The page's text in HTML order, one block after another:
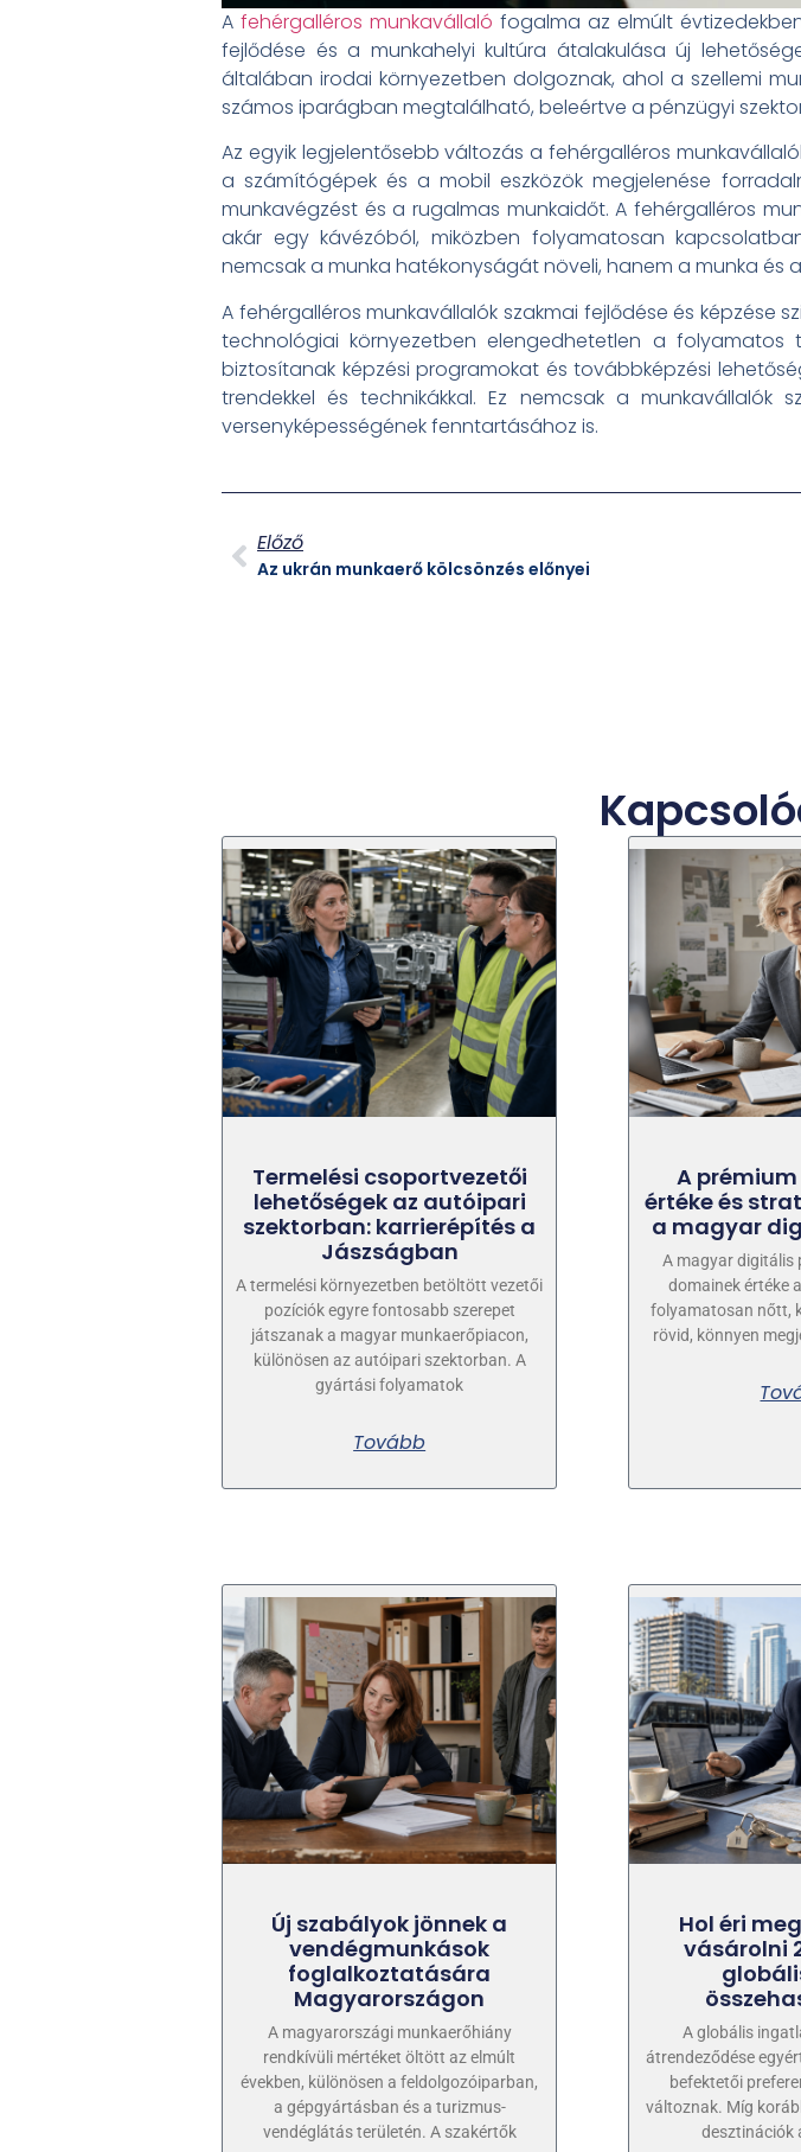
A fehérgalléros munkavállaló fogalma az elmúlt
fejlődése és a munkahelyi kultúra átalakulása új
általában irodai környezetben dolgoznak, ahol a szellemi
számos iparágban megtalálható, beleértve a pénzügyi
Az egyik legjelentősebb változás a fehérgalléros
a számítógépek és a mobil eszközök megjelenése
munkavégzést és a rugalmas munkaidőt. A fehérgalléros
akár egy kávézóból, miközben folyamatosan
nemcsak a munka hatékonyságát növeli, hanem a munka és
A fehérgalléros munkavállalók szakmai fejlődése és
technológiai környezetben elengedhetetlen a folyamatos
biztosítanak képzési programokat és továbbképzési
trendekkel és technikákkal. Ez nemcsak a munkavállalók
versenyképességének fenntartásához is.
Előző
Az ukrán munkaerő kölcsönzés előnyei
Termelési csoportvezetői
lehetőségek az autóipari
szektorban: karrierépítés a
Jászságban
A termelési környezetben betöltött vezetői
pozíciók egyre fontosabb szerepet
játszanak a magyar munkaerőpiacon,
különösen az autóipari szektorban. A
gyártási folyamatok
Tovább
A
értéke és
a magyar
A magyar digitális
domainek értéke
folyamatosan nőtt,
rövid, könnyen
Új szabályok jönnek a
vendégmunkások
foglalkoztatására
Magyarországon
A magyarországi munkaerőhiány
rendkívüli mértéket öltött az elmúlt
években, különösen a feldolgozóiparban,
a gépgyártásban és a turizmus-
vendéglátás területén. A szakértők
Hol éri
vásárolni
A globális
átrendeződése
befektetői
változnak. Míg
desztinációk